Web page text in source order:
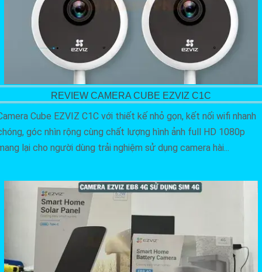
REVIEW CAMERA CUBE EZVIZ C1C
Cube EZVIZ C1C với thiết kế nhỏ gọn, kết nối wifi nhanh
góc nhìn rộng cùng chất lượng hình ảnh full HD 1080p
lại cho người dùng trải nghiệm sử dụng camera hài...